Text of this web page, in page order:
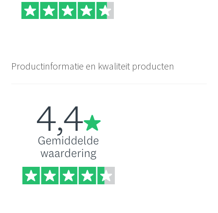
Productinformatie en kwaliteit producten